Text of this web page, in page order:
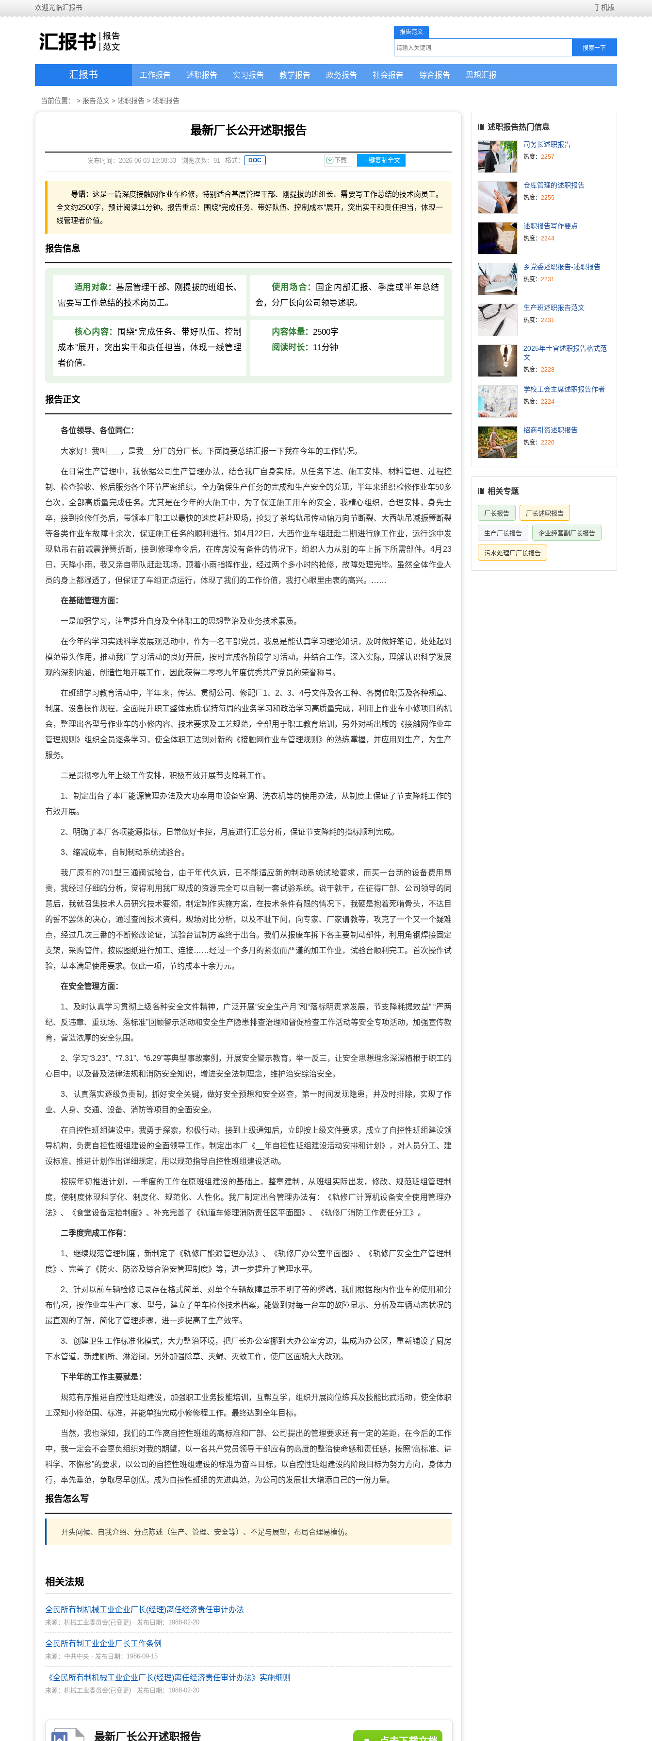
欢迎光临汇报书 手机版
报告范文
汇报书 工作报告 述职报告 实习报告 教学报告 政务报告 社会报告 综合报告 思想汇报
当前位置： > 报告范文 > 述职报告 > 述职报告
最新厂长公开述职报告
发布时间：2026-06-03 19:38:33 浏览次数： 91 格式： DOC 下载 一键复制全文
导语：这是一篇深度接触网作业车检修，特别适合基层管理干部、刚提拔的班组长、需要写工作总结的技术岗员工。
全文约2500字，预计阅读11分钟。报告重点：围绕“完成任务、带好队伍、控制成本”展开，突出实干和责任担当，体现一
线管理者价值。
报告信息
适用对象：基层管理干部、刚提拔的班组长、
需要写工作总结的技术岗员工。
使用场合：
国企内部汇报、季度或半年总结
会，分厂长向公司领导述职。
核心内容：
围绕“完成任务、带好队伍、控制
成本”展开，突出实干和责任担当，体现一线管理
者价值。
内容体量： 2500字
阅读时长： 11分钟
报告正文
各位领导、各位同仁：
大家好！我叫___，是我__分厂的分厂长。下面简要总结汇报一下我在今年的工作情况。
在日常生产管理中，我依据公司生产管理办法，结合我厂自身实际，从任务下达、施工安排、材料管理、过程控
制、检查验收、修后服务各个环节严密组织，全力确保生产任务的完成和生产安全的兑现，半年来组织检修作业车50多
台次，全部高质量完成任务。尤其是在今年的大施工中，为了保证施工用车的安全，我精心组织，合理安排，身先士
卒，接到抢修任务后，带领本厂职工以最快的速度赶赴现场，抢复了茶坞轨吊传动轴万向节断裂、大西轨吊减振簧断裂
等各类作业车故障十余次，保证施工任务的顺利进行。如4月22日，大西作业车组赶赴二期进行施工作业，运行途中发
现轨吊右前减震弹簧折断，接到修理命令后，在库房没有备件的情况下，组织人力从别的车上拆下所需部件。4月23
日，天降小雨，我又亲自带队赶赴现场，顶着小雨指挥作业，经过两个多小时的抢修，故障处理完毕。虽然全体作业人
员的身上都湿透了，但保证了车组正点运行，体现了我们的工作价值，我打心眼里由衷的高兴。……
在基础管理方面：
一是加强学习，注重提升自身及全体职工的思想整治及业务技术素质。
在今年的学习实践科学发展观活动中，作为一名干部党员，我总是能认真学习理论知识，及时做好笔记，处处起到
模范带头作用，推动我厂学习活动的良好开展，按时完成各阶段学习活动。并结合工作，深入实际，理解认识科学发展
观的深刻内涵，创造性地开展工作，因此获得二零零九年度优秀共产党员的荣誉称号。
在班组学习教育活动中，半年来，传达、贯彻公司、修配厂1、2、3、4号文件及各工种、各岗位职责及各种规章、
制度、设备操作规程，全面提升职工整体素质;保持每周的业务学习和政治学习高质量完成，利用上作业车小修项目的机
会，整理出各型号作业车的小修内容、技术要求及工艺规范，全部用于职工教育培训，另外对新出版的《接触网作业车
管理规则》组织全员逐条学习，使全体职工达到对新的《接触网作业车管理规则》的熟练掌握，并应用到生产，为生产
服务。
二是贯彻零九年上级工作安排，积极有效开展节支降耗工作。
1、制定出台了本厂能源管理办法及大功率用电设备空调、洗衣机等的使用办法，从制度上保证了节支降耗工作的
有效开展。
2、明确了本厂各项能源指标，日常做好卡控，月底进行汇总分析，保证节支降耗的指标顺利完成。
3、缩减成本，自制制动系统试验台。
我厂原有的701型三通阀试验台，由于年代久远，已不能适应新的制动系统试验要求，而买一台新的设备费用昂
贵，我经过仔细的分析，觉得利用我厂现成的资源完全可以自制一套试验系统。说干就干，在征得厂部、公司领导的同
意后，我就召集技术人员研究技术要领，制定制作实施方案，在技术条件有限的情况下，我硬是抱着死啃骨头，不达目
的誓不罢休的决心，通过查阅技术资料，现场对比分析，以及不耻下问，向专家、厂家请教等，攻克了一个又一个疑难
点，经过几次三番的不断修改论证，试验台试制方案终于出台。我们从报废车拆下各主要制动部件，利用角钢焊接固定
支架，采购管件，按照图纸进行加工、连接……经过一个多月的紧张而严谨的加工作业，试验台顺利完工。首次操作试
验，基本满足使用要求。仅此一项，节约成本十余万元。
在安全管理方面：
1、及时认真学习贯彻上级各种安全文件精神，广泛开展“安全生产月”和“落标明责求发展，节支降耗提效益” “严两
纪、反违章、重现场、落标准”回顾警示活动和安全生产隐患排查治理和督促检查工作活动等安全专项活动，加强宣传教
育，营造浓厚的安全氛围。
2、学习“3.23”、“7.31”、“6.29”等典型事故案例，开展安全警示教育，举一反三，让安全思想理念深深植根于职工的
心目中。以及普及法律法规和消防安全知识，增进安全法制理念，维护治安综治安全。
3、认真落实逐级负责制，抓好安全关键，做好安全预想和安全巡查，第一时间发现隐患，并及时排除，实现了作
业、人身、交通、设备、消防等项目的全面安全。
在自控性班组建设中，我勇于探索，积极行动，接到上级通知后，立即按上级文件要求，成立了自控性班组建设领
导机构，负责自控性班组建设的全面领导工作。制定出本厂《__年自控性班组建设活动安排和计划》，对人员分工、建
设标准、推进计划作出详细规定，用以规范指导自控性班组建设活动。
按照年初推进计划，一季度的工作在原班组建设的基础上，整章建制，从班组实际出发，修改、规范班组管理制
度，使制度体现科学化、制度化、规范化、人性化。我厂制定出台管理办法有：《轨修厂计算机设备安全使用管理办
法》、《食堂设备定检制度》、补充完善了《轨道车修理消防责任区平面图》、《轨修厂消防工作责任分工》。
二季度完成工作有：
1、继续规范管理制度，新制定了《轨修厂能源管理办法》、《轨修厂办公室平面图》、《轨修厂安全生产管理制
度》、完善了《防火、防盗及综合治安管理制度》等，进一步提升了管理水平。
2、针对以前车辆检修记录存在格式简单、对单个车辆故障显示不明了等的弊端，我们根据段内作业车的使用和分
布情况，按作业车生产厂家、型号，建立了单车检修技术档案，能做到对每一台车的故障显示、分析及车辆动态状况的
最直观的了解，简化了管理步骤，进一步提高了生产效率。
3、创建卫生工作标准化模式，大力整治环境，把厂长办公室挪到大办公室旁边，集成为办公区，重新铺设了厨房
下水管道，新建厕所、淋浴间，另外加强除草、灭蝇、灭蚊工作，使厂区面貌大大改观。
下半年的工作主要就是：
规范有序推进自控性班组建设，加强职工业务技能培训，互帮互学，组织开展岗位练兵及技能比武活动，使全体职
工深知小修范围、标准，并能单独完成小修修程工作。最终达到全年目标。
当然，我也深知，我们的工作离自控性班组的高标准和厂部、公司提出的管理要求还有一定的差距，在今后的工作
中，我一定会不会辜负组织对我的期望，以一名共产党员领导干部应有的高度的整治使命感和责任感，按照“高标准、讲
科学、不懈怠”的要求，以公司的自控性班组建设的标准为奋斗目标，以自控性班组建设的阶段目标为努力方向，身体力
行，率先垂范，争取尽早创优，成为自控性班组的先进典范，为公司的发展壮大增添自己的一份力量。
报告怎么写
开头问候、自我介绍、分点陈述（生产、管理、安全等）、不足与展望，布局合理易模仿。
相关法规
全民所有制机械工业企业厂长(经理)离任经济责任审计办法
来源：机械工业委员会(已变更) · 发布日期：1988-02-20
全民所有制工业企业厂长工作条例
来源：中共中央 · 发布日期：1986-09-15
《全民所有制机械工业企业厂长(经理)离任经济责任审计办法》实施细则
来源：机械工业委员会(已变更) · 发布日期：1988-02-20
最新厂长公开述职报告
述职报告热门信息
司务长述职报告
热度： 2257
仓库管理的述职报告
热度： 2255
述职报告写作要点
热度： 2244
乡党委述职报告-述职报告
热度： 2231
生产班述职报告范文
热度： 2231
2025年士官述职报告格式范
文
热度： 2228
学校工会主席述职报告作者
热度： 2224
招商引资述职报告
热度： 2220
相关专题
厂长报告 厂长述职报告
生产厂长报告 企业经营副厂长报告
污水处理厂厂长报告